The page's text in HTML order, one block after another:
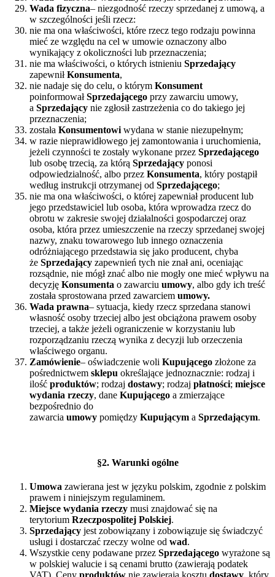
Wada fizyczna– niezgodność rzeczy sprzedanej z umową, a
w szczególności jeśli rzecz:
nie ma ona właściwości, które rzecz tego rodzaju powinna
mieć ze względu na cel w umowie oznaczony albo
wynikający z okoliczności lub przeznaczenia;
nie ma właściwości, o których istnieniu Sprzedający
zapewniłKonsumenta,
nie nadaje się do celu, o którym Konsument
poinformowałSprzedającego przy zawarciu umowy,
a Sprzedający nie zgłosił zastrzeżenia co do takiego jej
przeznaczenia;
została Konsumentowiwydana w stanie niezupełnym;
w razie nieprawidłowego jej zamontowania i uruchomienia,
jeżeli czynności te zostały wykonane przez Sprzedającego
lub osobę trzecią, za którą Sprzedający ponosi
odpowiedzialność, albo przez Konsumenta, który postąpił
według instrukcji otrzymanej od Sprzedającego;
nie ma ona właściwości, o której zapewniał producent lub
jego przedstawiciel lub osoba, która wprowadza rzecz do
obrotu w zakresie swojej działalności gospodarczej oraz
osoba, która przez umieszczenie na rzeczy sprzedanej swojej
nazwy, znaku towarowego lub innego oznaczenia
odróżniającego przedstawia się jako producent, chyba
że Sprzedający zapewnień tych nie znał ani, oceniając
rozsądnie, nie mógł znać albo nie mogły one mieć wpływu na
decyzję Konsumenta o zawarciu umowy, albo gdy ich treść
została sprostowana przed zawarciem umowy.
Wada prawna– sytuacja, kiedy rzecz sprzedana stanowi
własność osoby trzeciej albo jest obciążona prawem osoby
trzeciej, a także jeżeli ograniczenie w korzystaniu lub
rozporządzaniu rzeczą wynika z decyzji lub orzeczenia
właściwego organu.
Zamówienie– oświadczenie woli Kupującego złożone za
pośrednictwem sklepu określające jednoznacznie: rodzaj i
ilość produktów; rodzaj dostawy; rodzaj płatności; miejsce
wydania rzeczy, dane Kupującego a zmierzające
bezpośrednio do
zawarcia umowy pomiędzy Kupującym a Sprzedającym.
§2. Warunki ogólne
Umowa zawierana jest w języku polskim, zgodnie z polskim
prawem i niniejszym regulaminem.
Miejsce wydania rzeczy musi znajdować się na
terytorium Rzeczpospolitej Polskiej.
Sprzedający jest zobowiązany i zobowiązuje się świadczyć
usługi i dostarczać rzeczy wolne od wad.
Wszystkie ceny podawane przez Sprzedającego wyrażone są
w polskiej walucie i są cenami brutto (zawierają podatek
VAT). Ceny produktów nie zawierają kosztu dostawy, który